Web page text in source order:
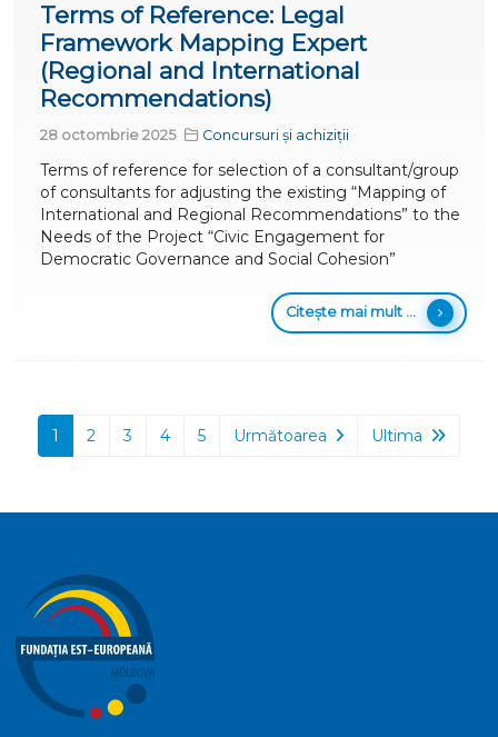
Terms of Reference: Legal
Framework Mapping Expert
(Regional and International
Recommendations)
28 octombrie 2025 Concursuri și achiziții
Terms of reference for selection of a consultant/group
of consultants for adjusting the existing “Mapping of
International and Regional Recommendations” to the
Needs of the Project “Civic Engagement for
Democratic Governance and Social Cohesion”
Citește mai mult ...
1 2 3 4 5 Următoarea Ultima